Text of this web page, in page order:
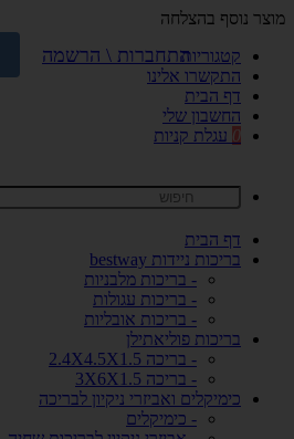
מוצר נוסף בהצלחה
קטגוריות
התקשרו אלינו
דף הבית
החשבון שלי
0 עגלת קניות
דף הבית
בריכות ניידות bestway
- בריכות מלבניות
- בריכות עגולות
- בריכות אובליות
בריכות פוליאתילן
- בריכה 2.4X4.5X1.5
- בריכה 3X6X1.5
כימיקלים ואביזרי ניקיון לבריכה
- כימיקלים
התחברות \ הרשמה